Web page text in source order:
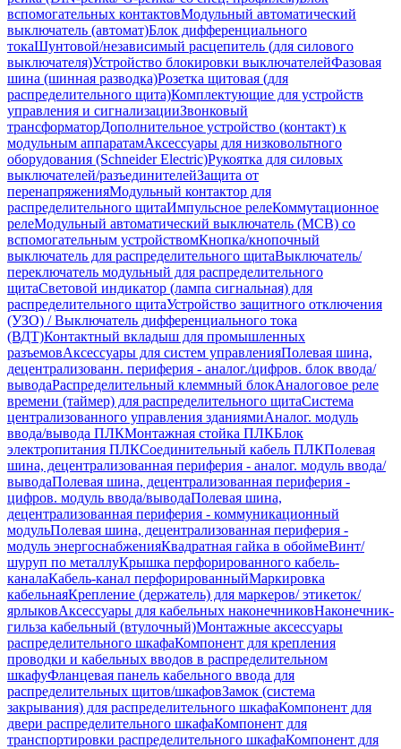
вспомогательных контактовМодульный автоматический
выключатель (автомат)Блок дифференциального
токаШунтовой/независимый расцепитель (для силового
выключателя)Устройство блокировки выключателейФазовая
шина (шинная разводка)Розетка щитовая (для
распределительного щита)Комплектующие для устройств
управления и сигнализацииЗвонковый
трансформаторДополнительное устройство (контакт) к
модульным аппаратамАксессуары для низковольтного
оборудования (Schneider Electric)Рукоятка для силовых
выключателей/разъединителейЗащита от
перенапряженияМодульный контактор для
распределительного щитаИмпульсное релеКоммутационное
релеМодульный автоматический выключатель (MCB) со
вспомогательным устройствомКнопка/кнопочный
выключатель для распределительного щитаВыключатель/
переключатель модульный для распределительного
щитаСветовой индикатор (лампа сигнальная) для
распределительного щитаУстройство защитного отключения
(УЗО) / Выключатель дифференциального тока
(ВДТ)Контактный вкладыш для промышленных
разъемовАксессуары для систем управленияПолевая шина,
децентрализованн. периферия - аналог./цифров. блок ввода/
выводаРаспределительный клеммный блокАналоговое реле
времени (таймер) для распределительного щитаСистема
централизованного управления зданиямиАналог. модуль
ввода/вывода ПЛКМонтажная стойка ПЛКБлок
электропитания ПЛКСоединительный кабель ПЛКПолевая
шина, децентрализованная периферия - аналог. модуль ввода/
выводаПолевая шина, децентрализованная периферия -
цифров. модуль ввода/выводаПолевая шина,
децентрализованная периферия - коммуникационный
модульПолевая шина, децентрализованная периферия -
модуль энергоснабженияКвадратная гайка в обоймеВинт/
шуруп по металлуКрышка перфорированного кабель-
каналаКабель-канал перфорированныйМаркировка
кабельнаяКрепление (держатель) для маркеров/ этикеток/
ярлыковАксессуары для кабельных наконечниковНаконечник-
гильза кабельный (втулочный)Монтажные аксессуары
распределительного шкафаКомпонент для крепления
проводки и кабельных вводов в распределительном
шкафуФланцевая панель кабельного ввода для
распределительных щитов/шкафовЗамок (система
закрывания) для распределительного шкафаКомпонент для
двери распределительного шкафаКомпонент для
транспортировки распределительного шкафаКомпонент для